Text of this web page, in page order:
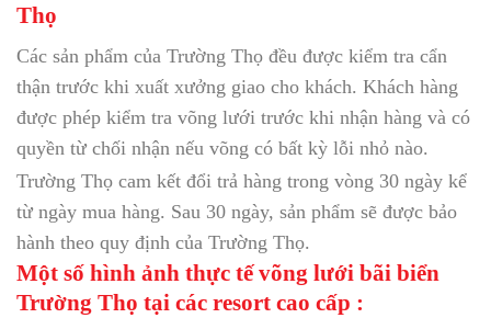
Thọ
Các sản phẩm của Trường Thọ đều được kiểm tra cẩn
thận trước khi xuất xưởng giao cho khách. Khách hàng
được phép kiểm tra võng lưới trước khi nhận hàng và có
quyền từ chối nhận nếu võng có bất kỳ lỗi nhỏ nào.
Trường Thọ cam kết đổi trả hàng trong vòng 30 ngày kể
từ ngày mua hàng. Sau 30 ngày, sản phẩm sẽ được bảo
hành theo quy định của Trường Thọ.
Một số hình ảnh thực tế võng lưới bãi biển
Trường Thọ tại các resort cao cấp :